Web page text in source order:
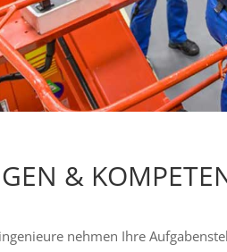
&
nehmen Ihre